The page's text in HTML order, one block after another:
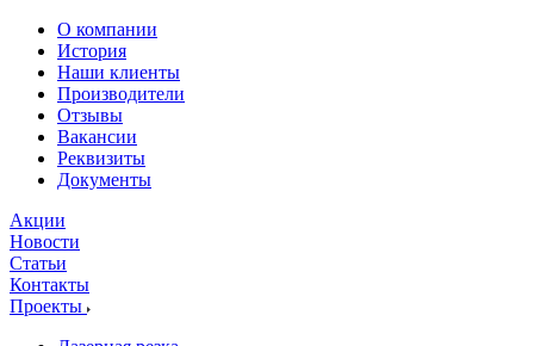
О компании
История
Наши клиенты
Производители
Отзывы
Вакансии
Реквизиты
Документы
Акции
Новости
Статьи
Контакты
Проекты